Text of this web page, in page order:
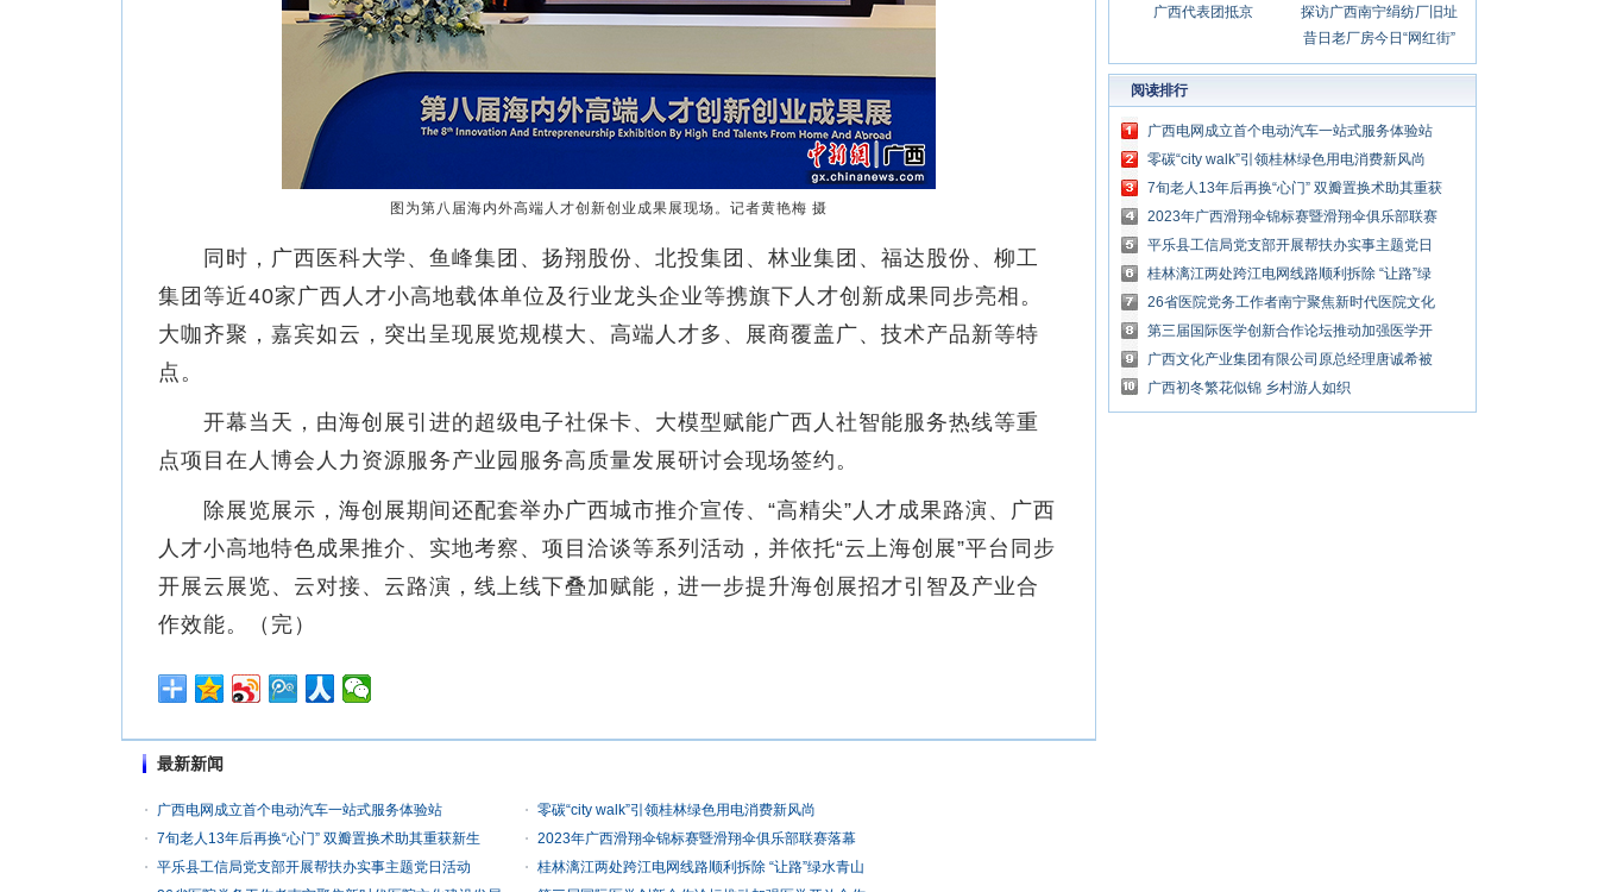
图为第八届海内外高端人才创新创业成果展现场。记者黄艳梅 摄
同时，广西医科大学、鱼峰集团、扬翔股份、北投集团、林业集团、福达股份、柳工
集团等近40家广西人才小高地载体单位及行业龙头企业等携旗下人才创新成果同步亮相。
大咖齐聚，嘉宾如云，突出呈现展览规模大、高端人才多、展商覆盖广、技术产品新等特
点。
开幕当天，由海创展引进的超级电子社保卡、大模型赋能广西人社智能服务热线等重
点项目在人博会人力资源服务产业园服务高质量发展研讨会现场签约。
除展览展示，海创展期间还配套举办广西城市推介宣传、“高精尖”人才成果路演、广西
人才小高地特色成果推介、实地考察、项目洽谈等系列活动，并依托“云上海创展”平台同步
开展云展览、云对接、云路演，线上线下叠加赋能，进一步提升海创展招才引智及产业合
作效能。（完）
最新新闻
广西电网成立首个电动汽车一站式服务体验站
零碳“city walk”引领桂林绿色用电消费新风尚
7旬老人13年后再换“心门” 双瓣置换术助其重获新生
2023年广西滑翔伞锦标赛暨滑翔伞俱乐部联赛落幕
平乐县工信局党支部开展帮扶办实事主题党日活动
桂林漓江两处跨江电网线路顺利拆除 “让路”绿水青山
广西代表团抵京
探访广西南宁绢纺厂旧址
昔日老厂房今日“网红街”
阅读排行
广西电网成立首个电动汽车一站式服务体验站
零碳“city walk”引领桂林绿色用电消费新风尚
7旬老人13年后再换“心门” 双瓣置换术助其重获
新生
2023年广西滑翔伞锦标赛暨滑翔伞俱乐部联赛
落幕
平乐县工信局党支部开展帮扶办实事主题党日
活动
桂林漓江两处跨江电网线路顺利拆除 “让路”绿
水青山
26省医院党务工作者南宁聚焦新时代医院文化
建设发展
第三届国际医学创新合作论坛推动加强医学开
放合作
广西文化产业集团有限公司原总经理唐诚希被
开除党籍和公职
广西初冬繁花似锦 乡村游人如织